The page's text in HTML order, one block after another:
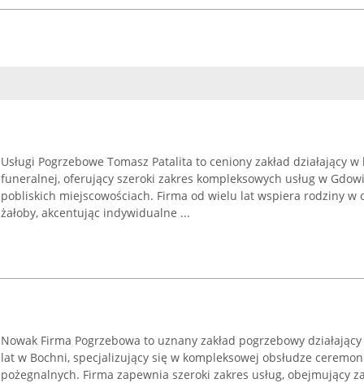
Usługi Pogrzebowe Tomasz Patalita to ceniony zakład działający
funeralnej, oferujący szeroki zakres kompleksowych usług w
pobliskich miejscowościach. Firma od wielu lat wspiera rodziny w
żałoby, akcentując indywidualne ...
Nowak Firma Pogrzebowa to uznany zakład pogrzebowy
lat w Bochni, specjalizujący się w kompleksowej obsłudze
pożegnalnych. Firma zapewnia szeroki zakres usług, obejmujący